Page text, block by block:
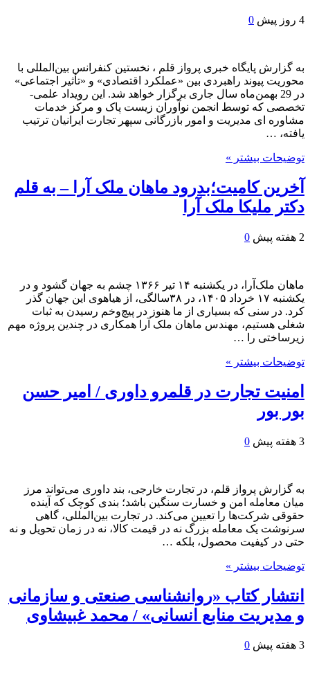
4 روز پیش 0
به گزارش پایگاه خبری پرواز قلم ، نخستین کنفرانس بین‌المللی با
محوریت پیوند راهبردی بین «عملکرد اقتصادی» و «تأثیر اجتماعی»
در 29 بهمن‌ماه سال جاری برگزار خواهد شد. این رویداد علمی-
تخصصی که توسط انجمن نوآوران زیست پاک و مرکز خدمات
مشاوره ای مدیریت و امور بازرگانی سپهر تجارت ایرانیان ترتیب
یافته، …
توضیحات بیشتر »
آخرین کامیت؛بدرود ماهان ملک آرا – به قلم
دکتر ملیکا ملک آرا
2 هفته پیش 0
ماهان ملک‌آرا، در یکشنبه ۱۴ تیر ۱۳۶۶ چشم به جهان گشود و در
یکشنبه ۱۷ خرداد ۱۴۰۵، در ۳۸سالگی، از هیاهوی این جهان گذر
کرد. در سنی که بسیاری از ما هنوز در پیچ‌وخم رسیدن به ثبات
شغلی هستیم، مهندس ماهان ملک آرا همکاری در چندین پروژه مهم
زیرساختی را …
توضیحات بیشتر »
امنیت تجارت در قلمرو داوری / امیر حسن
بور بور
3 هفته پیش 0
به گزارش پرواز قلم، در تجارت خارجی، بند داوری می‌تواند مرز
میان معامله امن و خسارت سنگین باشد؛ بندی کوچک که آینده
حقوقی شرکت‌ها را تعیین می‌کند. در تجارت بین‌المللی، گاهی
سرنوشت یک معامله بزرگ نه در قیمت کالا، نه در زمان تحویل و نه
حتی در کیفیت محصول، بلکه …
توضیحات بیشتر »
انتشار کتاب «روانشناسی صنعتی و سازمانی
و مدیریت منابع انسانی» / محمد غبیشاوی
3 هفته پیش 0